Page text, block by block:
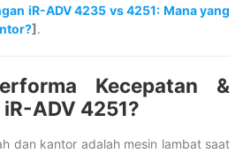
iR-ADV 4235 vs 4251: Mana yang
].
Kecepatan &
ADV 4251?
dan kantor adalah mesin lambat saat